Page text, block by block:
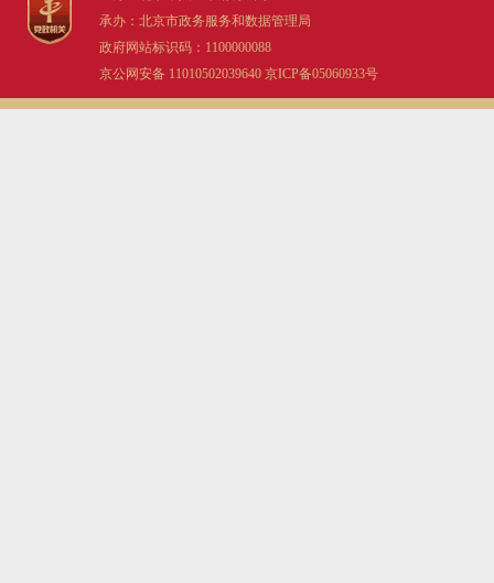
承办：北京市政务服务和数据管理局
政府网站标识码：1100000088
京公网安备 11010502039640 京ICP备05060933号